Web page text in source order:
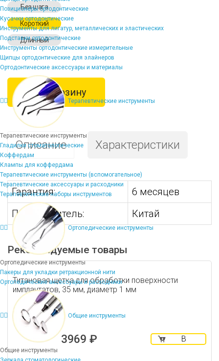
Позиционеры ортодонтические
Кусачки ортодонтические
Инструменты для лигатур, металлических и эластических
Подставки ортодонтические
Инструменты ортодонтические измерительные
Щипцы ортодонтические для элайнеров
Ортодонтические аксессуары и материалы
Терапевтические инструменты
Терапевтические инструменты
Гладилки стоматологические
Коффердам
Клампы для коффердама
Терапевтические инструменты (вспомогательное)
Терапевтические аксессуары и расходники
Терапевтические наборы инструментов
Ортопедические инструменты
Ортопедические инструменты
Пакеры для укладки ретракционной нити
Ортопедические аксессуары и расходники
Общие инструменты
Общие инструменты
Без шага
Короткий
Длинный
В корзину
Описание Характеристики
Гарантия:
6 месяцев
Производитель:
Китай
Рекомендуемые товары
Титановая щетка для обработки поверхности
имплантатов, 35 мм, диаметр 1 мм
3969 ₽
В